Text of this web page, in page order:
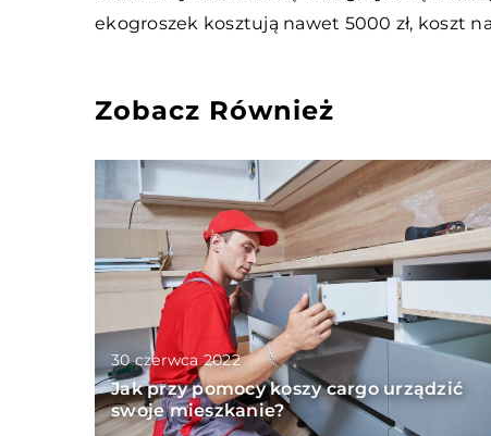
ekogroszek kosztują nawet 5000 zł, koszt
Zobacz Również
30 czerwca 2022
Jak przy pomocy koszy cargo urządzić
swoje mieszkanie?